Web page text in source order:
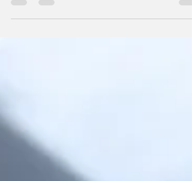
LONDONでの生活を選び今日に至っておりま
す。 外国で暮らす日本人として日本の良さや英